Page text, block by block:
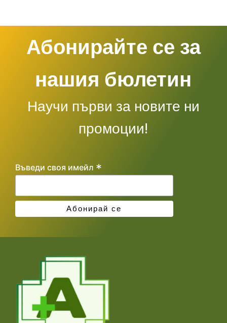
Абонирайте се за
нашия бюлетин
Научи първи за новите ни
промоции!
Въведи своя имейл *